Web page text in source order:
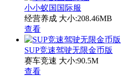
小小蚁国国际服
经营养成 大小:208.46MB
查看
SUP竞速驾驶无限金币版
赛车竞速 大小:90.5M
查看